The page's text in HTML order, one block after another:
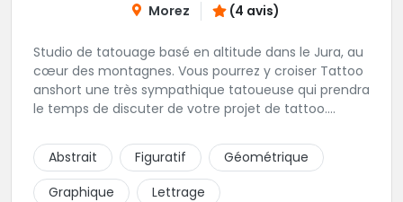
Morez (4 avis)
Studio de tatouage basé en altitude dans le Jura, au
cœur des montagnes. Vous pourrez y croiser Tattoo
anshort une très sympathique tatoueuse qui prendra
le temps de discuter de votre projet de tattoo.
piquer la peau à la montagne ! Elle maîtrise les
lettrages et les aplats de noir. N’hésitez pas à la
contacter pour lui soumettre votre projet.
Abstrait Figuratif
Géométrique
Graphique
Lettrage